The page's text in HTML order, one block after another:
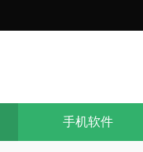
手机软件